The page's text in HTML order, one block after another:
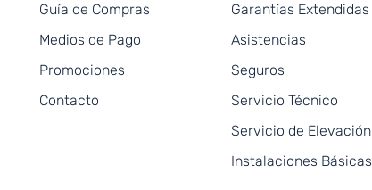
Guía de Compras
Medios de Pago
Promociones
Contacto
Garantías Extendidas
Asistencias
Seguros
Servicio Técnico
Servicio de Elevación
Instalaciones Básicas